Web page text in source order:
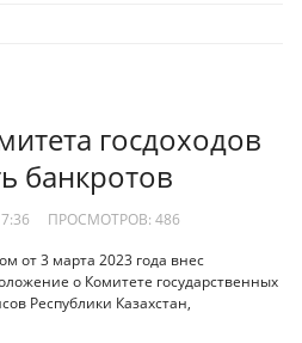
госдоходов
банкротов
ПРОСМОТРОВ: 486
от 3 марта 2023 года внес
о Комитете государственных
Республики Казахстан,